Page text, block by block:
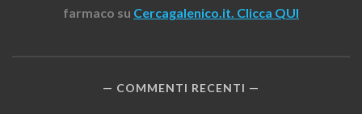
farmaco su Cercagalenico.it. Clicca QUI
COMMENTI RECENTI